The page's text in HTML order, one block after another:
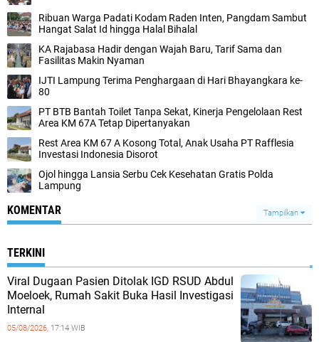
Ribuan Warga Padati Kodam Raden Inten, Pangdam Sambut
Hangat Salat Id hingga Halal Bihalal
KA Rajabasa Hadir dengan Wajah Baru, Tarif Sama dan
Fasilitas Makin Nyaman
IJTI Lampung Terima Penghargaan di Hari Bhayangkara ke-
80
PT BTB Bantah Toilet Tanpa Sekat, Kinerja Pengelolaan Rest
Area KM 67A Tetap Dipertanyakan
Rest Area KM 67 A Kosong Total, Anak Usaha PT Rafflesia
Investasi Indonesia Disorot
Ojol hingga Lansia Serbu Cek Kesehatan Gratis Polda
Lampung
KOMENTAR Tampilkan
TERKINI
Viral Dugaan Pasien Ditolak IGD RSUD Abdul
Moeloek, Rumah Sakit Buka Hasil Investigasi
Internal
05/08/2026, 17:14 WIB